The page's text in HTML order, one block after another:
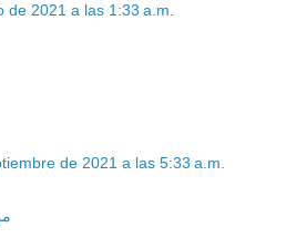
de 2021 a las 1:33 a.m.
de 2021 a las 5:33 a.m.